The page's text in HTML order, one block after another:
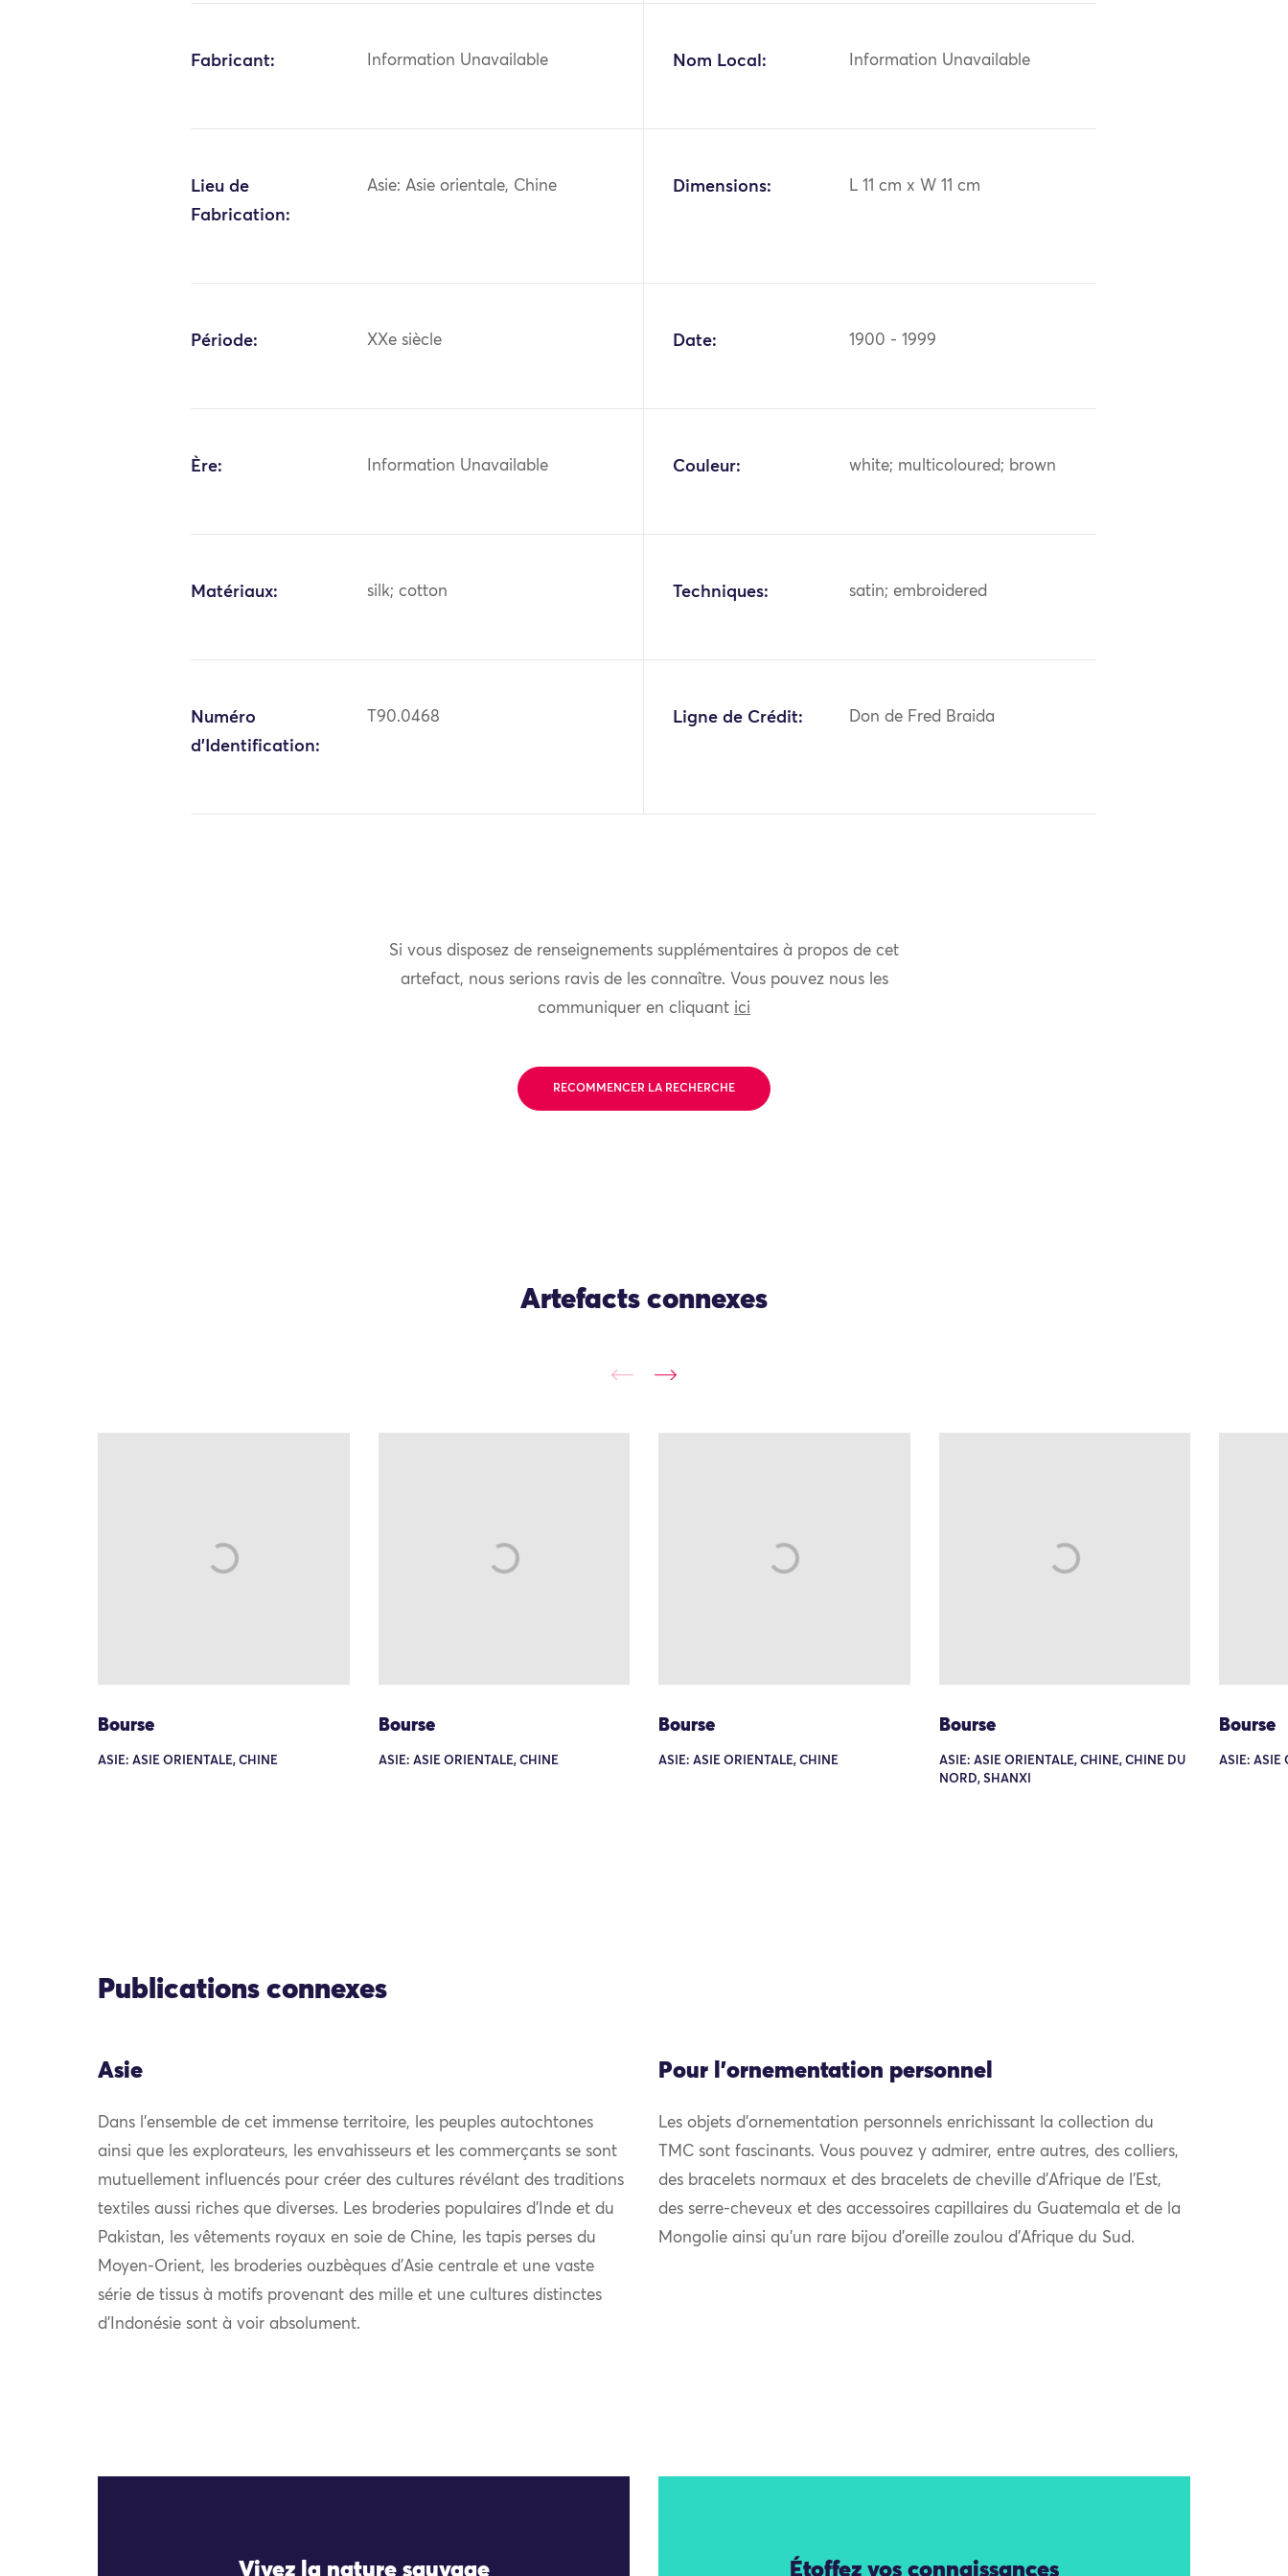
Fabricant: Information Unavailable Nom Local: Information Unavailable
Lieu de
Fabrication:
Asie: Asie orientale, Chine Dimensions: L 11 cm x W 11 cm
Période: XXe siècle Date: 1900 - 1999
Ère: Information Unavailable Couleur: white; multicoloured; brown
Matériaux: silk; cotton Techniques: satin; embroidered
Numéro
d'Identification:
T90.0468 Ligne de Crédit: Don de Fred Braida
Si vous disposez de renseignements supplémentaires à propos de cet
artefact, nous serions ravis de les connaître. Vous pouvez nous les
communiquer en cliquant ici
RECOMMENCER LA RECHERCHE
Artefacts connexes
Bourse
ASIE: ASIE ORIENTALE, CHINE
Bourse
ASIE: ASIE ORIENTALE, CHINE
Bourse
ASIE: ASIE ORIENTALE, CHINE
Bourse
ASIE: ASIE ORIENTALE, CHINE, CHINE DU
NORD, SHANXI
Bourse
ASIE: ASIE
Publications connexes
Asie
Dans l’ensemble de cet immense territoire, les peuples autochtones
ainsi que les explorateurs, les envahisseurs et les commerçants se sont
mutuellement influencés pour créer des cultures révélant des traditions
textiles aussi riches que diverses. Les broderies populaires d’Inde et du
Pakistan, les vêtements royaux en soie de Chine, les tapis perses du
Moyen-Orient, les broderies ouzbèques d’Asie centrale et une vaste
série de tissus à motifs provenant des mille et une cultures distinctes
d’Indonésie sont à voir absolument.
Pour l'ornementation personnel
Les objets d’ornementation personnels enrichissant la collection du
TMC sont fascinants. Vous pouvez y admirer, entre autres, des colliers,
des bracelets normaux et des bracelets de cheville d’Afrique de l’Est,
des serre-cheveux et des accessoires capillaires du Guatemala et de la
Mongolie ainsi qu’un rare bijou d’oreille zoulou d’Afrique du Sud.
Vivez la nature sauvage Étoffez vos connaissances